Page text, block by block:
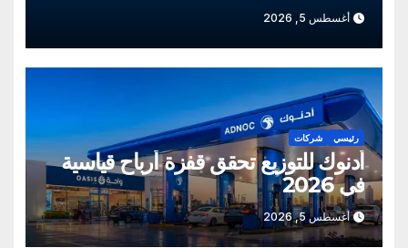
أغسطس 5, 2026
رئيسي شركات
أدنوك للتوزيع تحقق قفزة أرباح قياسية
في 2026
أغسطس 5, 2026